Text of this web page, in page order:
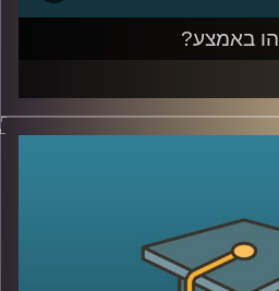
באמצע?
וגיל מרקוביץ קוראות יחד
ולתרגל באופן שונה
המבלבלת, שכדאי להכיר
המידה האמצעית